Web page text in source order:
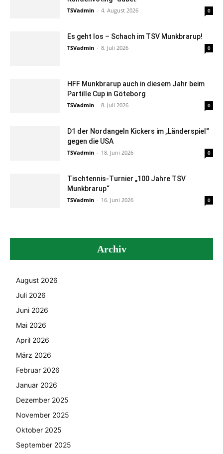
TSVadmin - 4. August 2026 0
Es geht los – Schach im TSV Munkbrarup!
TSVadmin - 8. Juli 2026 0
HFF Munkbrarup auch in diesem Jahr beim
Partille Cup in Göteborg
TSVadmin - 8. Juli 2026 0
D1 der Nordangeln Kickers im „Länderspiel“
gegen die USA
TSVadmin - 18. Juni 2026 0
Tischtennis-Turnier „100 Jahre TSV
Munkbrarup“
TSVadmin - 16. Juni 2026 0
Archiv
August 2026
Juli 2026
Juni 2026
Mai 2026
April 2026
März 2026
Februar 2026
Januar 2026
Dezember 2025
November 2025
Oktober 2025
September 2025